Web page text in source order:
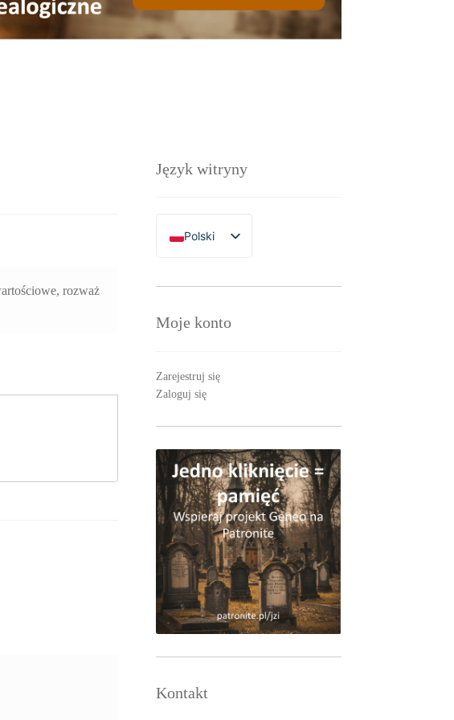
rozważ
Język witryny
Polski
English
Moje konto
Zarejestruj się
Zaloguj się
Kontakt